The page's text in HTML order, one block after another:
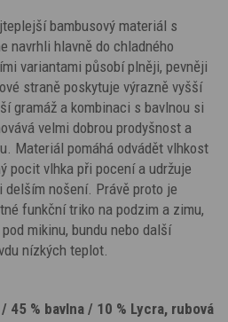
bambusový materiál s
navrhli hlavně do chladného
variantami působí plněji, pevněji
straně poskytuje výrazně vyšší
gramáž a kombinaci s bavlnou si
velmi dobrou prodyšnost a
Materiál pomáhá odvádět vlhkost
pocit vlhka při pocení a udržuje
delším nošení. Právě proto je
funkční triko na podzim a zimu,
mikinu, bundu nebo další
nízkých teplot.
45 % bavlna / 10 % Lycra, rubová